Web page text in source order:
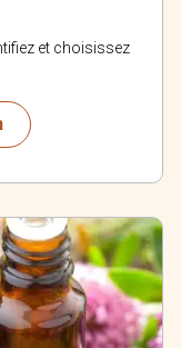
et choisissez